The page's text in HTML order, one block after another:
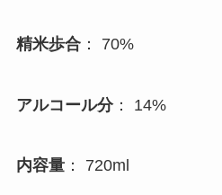
精米歩合： 70%
アルコール分： 14%
内容量： 720ml